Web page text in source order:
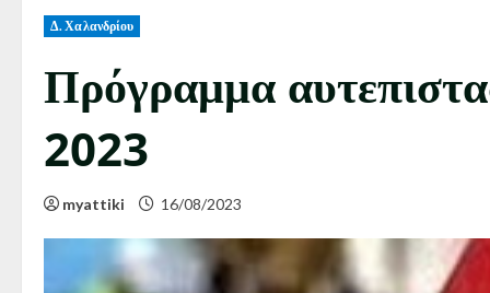
Δ. Χαλανδρίου
Πρόγραμμα
2023
myattiki 16/08/2023